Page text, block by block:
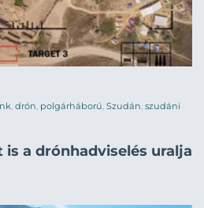
drón polgárháború Szudán szudáni
is a drónhadviselés uralja